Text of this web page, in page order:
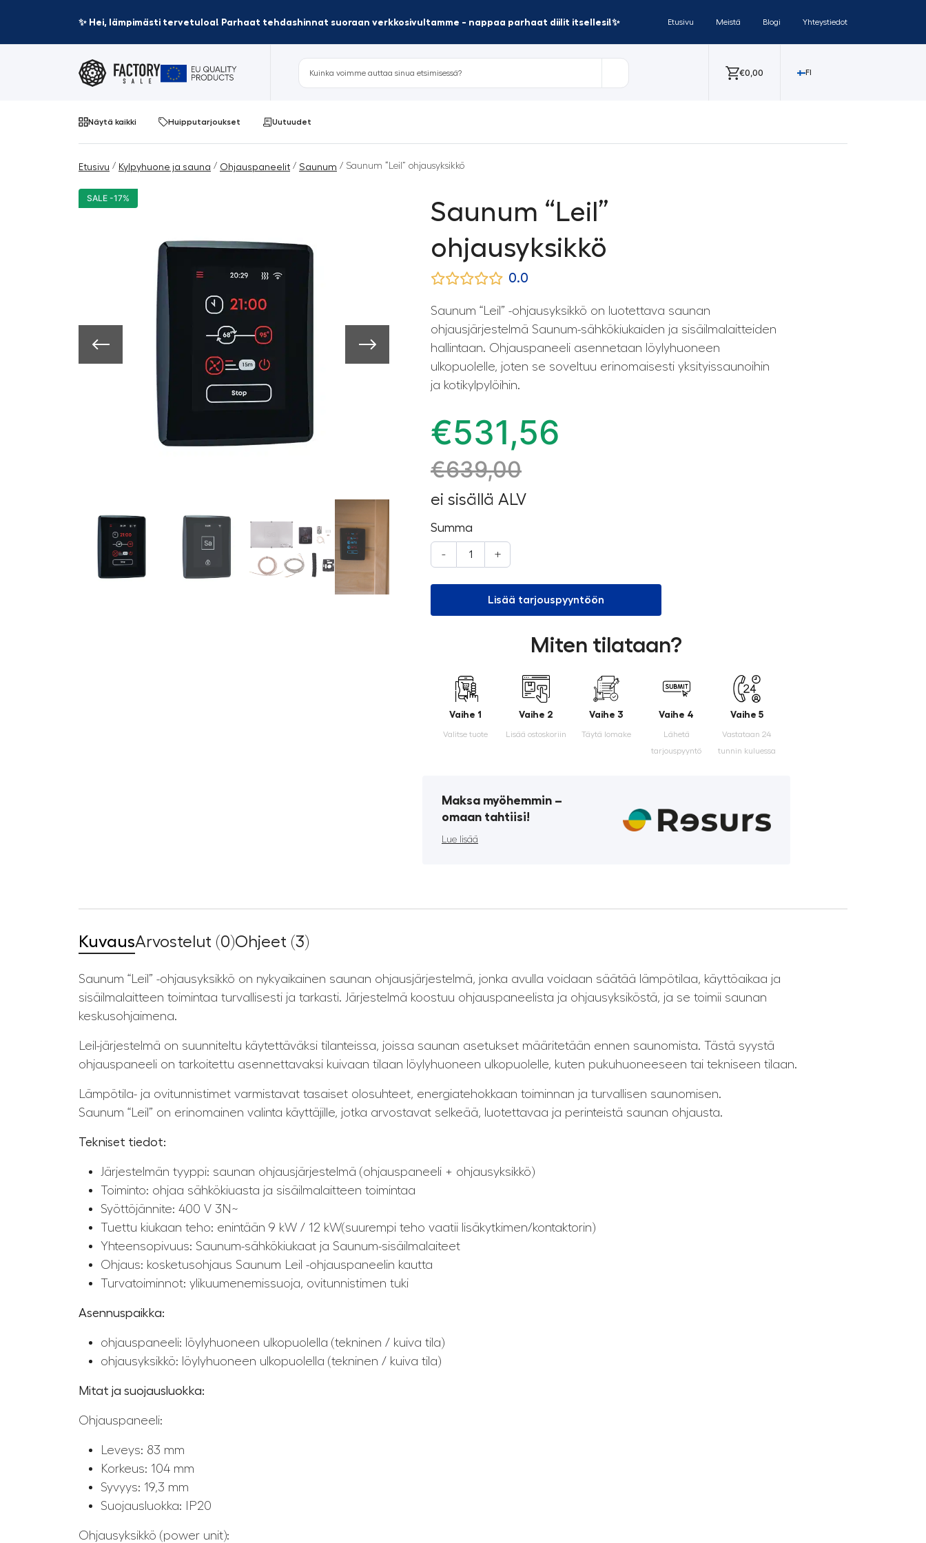
✨ Hei, lämpimästi tervetuloa! Parhaat tehdashinnat suoraan verkkosivultamme - nappaa parhaat diilit itsellesi!✨ Etusivu Meistä Blogi Yhteystiedot
€0,00 FI
Näytä kaikki Huipputarjoukset Uutuudet
Etusivu / Kylpyhuone ja sauna / Ohjauspaneelit / Saunum / Saunum “Leil” ohjausyksikkö
SALE -17%
Saunum “Leil”
ohjausyksikkö
0.0
Saunum “Leil” -ohjausyksikkö on luotettava saunan
ohjausjärjestelmä Saunum-sähkökiukaiden ja sisäilmalaitteiden
hallintaan. Ohjauspaneeli asennetaan löylyhuoneen
ulkopuolelle, joten se soveltuu erinomaisesti yksityissaunoihin
ja kotikylpylöihin.
€531,56
€639,00
ei sisällä ALV
Summa
- +
Lisää tarjouspyyntöön
Miten tilataan?
Vaihe 1
Valitse tuote
Vaihe 2
Lisää ostoskoriin
Vaihe 3
Täytä lomake
Vaihe 4
Lähetä
tarjouspyyntö
Vaihe 5
Vastataan 24
tunnin kuluessa
Maksa myöhemmin ­–
omaan tahtiisi!
Lue lisää
KuvausArvostelut (0)Ohjeet (3)
Saunum “Leil” -ohjausyksikkö on nykyaikainen saunan ohjausjärjestelmä, jonka avulla voidaan säätää lämpötilaa, käyttöaikaa ja
sisäilmalaitteen toimintaa turvallisesti ja tarkasti. Järjestelmä koostuu ohjauspaneelista ja ohjausyksiköstä, ja se toimii saunan
keskusohjaimena.
Leil-järjestelmä on suunniteltu käytettäväksi tilanteissa, joissa saunan asetukset määritetään ennen saunomista. Tästä syystä
ohjauspaneeli on tarkoitettu asennettavaksi kuivaan tilaan löylyhuoneen ulkopuolelle, kuten pukuhuoneeseen tai tekniseen tilaan.
Lämpötila- ja ovitunnistimet varmistavat tasaiset olosuhteet, energiatehokkaan toiminnan ja turvallisen saunomisen.
Saunum “Leil” on erinomainen valinta käyttäjille, jotka arvostavat selkeää, luotettavaa ja perinteistä saunan ohjausta.
Tekniset tiedot:
Järjestelmän tyyppi: saunan ohjausjärjestelmä (ohjauspaneeli + ohjausyksikkö)
Toiminto: ohjaa sähkökiuasta ja sisäilmalaitteen toimintaa
Syöttöjännite: 400 V 3N~
Tuettu kiukaan teho: enintään 9 kW / 12 kW(suurempi teho vaatii lisäkytkimen/kontaktorin)
Yhteensopivuus: Saunum-sähkökiukaat ja Saunum-sisäilmalaiteet
Ohjaus: kosketusohjaus Saunum Leil -ohjauspaneelin kautta
Turvatoiminnot: ylikuumenemissuoja, ovitunnistimen tuki
Asennuspaikka:
ohjauspaneeli: löylyhuoneen ulkopuolella (tekninen / kuiva tila)
ohjausyksikkö: löylyhuoneen ulkopuolella (tekninen / kuiva tila)
Mitat ja suojausluokka:
Ohjauspaneeli:
Leveys: 83 mm
Korkeus: 104 mm
Syvyys: 19,3 mm
Suojausluokka: IP20
Ohjausyksikkö (power unit):